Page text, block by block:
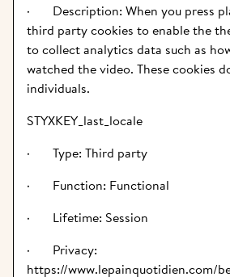
·       Description: When you
third party cookies to enable the
to collect analytics data such as
watched the video. These cookies
individuals.
STYXKEY_last_locale
·       Type: Third party
·       Function: Functional
·       Lifetime: Session
·       Privacy:
https://www.lepainquotidien.com/